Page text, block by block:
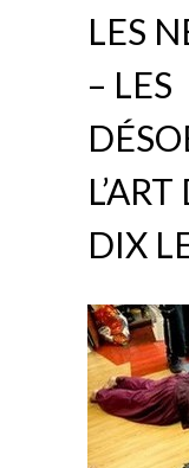
LES
– LES
DIX